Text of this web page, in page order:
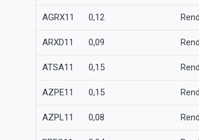
AGRX11 0,12
ARXD11 0,09
ATSA11 0,15
AZPE11 0,15
AZPL11 0,08